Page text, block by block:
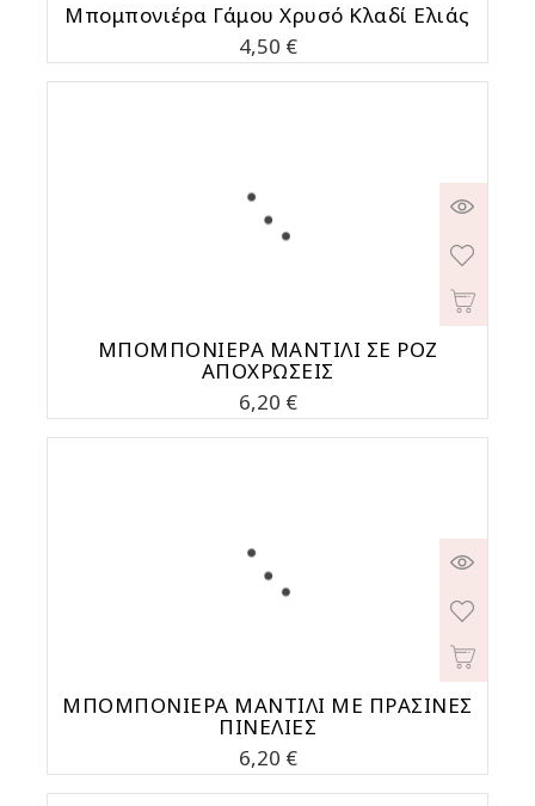
Μπομπονιέρα Γάμου Χρυσό Κλαδί Ελιάς
Τιμή
4,50 €
ΜΠΟΜΠΟΝΙΕΡΑ ΜΑΝΤΙΛΙ ΣΕ ΡΟΖ
ΑΠΟΧΡΩΣΕΙΣ
Τιμή
6,20 €
MΠΟΜΠΟΝΙΕΡΑ ΜΑΝΤΙΛΙ ΜΕ ΠΡΑΣΙΝΕΣ
ΠΙΝΕΛΙΕΣ
Τιμή
6,20 €